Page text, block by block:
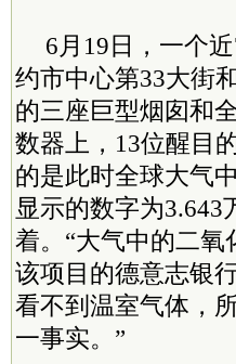
6月19日，一个
约市中心第33大街
的三座巨型烟囱和
数器上，13位醒目
的是此时全球大气
显示的数字为
着。“大气中的二氧
该项目的德意志银
看不到温室气体，
一事实。”